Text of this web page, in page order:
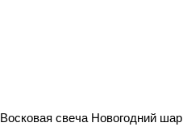
Восковая свеча Новогодний шар